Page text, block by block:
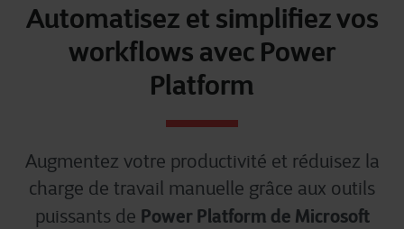
Automatisez et simplifiez vos
workflows avec Power
Platform
Augmentez votre productivité et réduisez la
charge de travail manuelle grâce aux outils
puissants de Power Platform de Microsoft